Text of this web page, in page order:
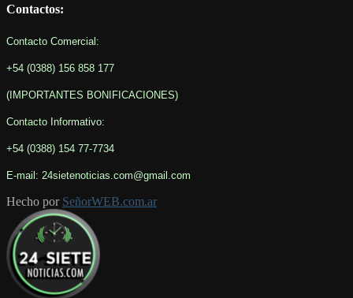
Contactos:
Contacto Comercial:
+54 (0388) 156 858 177
(IMPORTANTES BONIFICACIONES)
Contacto Informativo:
+54 (0388) 154 77-7734
E-mail: 24sietenoticias.com@gmail.com
Hecho por SeñorWEB.com.ar